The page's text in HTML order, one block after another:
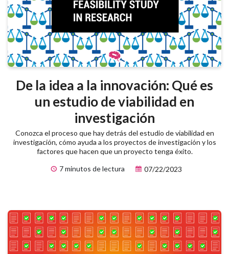
De la idea a la innovación: Qué es
un estudio de viabilidad en
investigación
Conozca el proceso que hay detrás del estudio de viabilidad en
investigación, cómo ayuda a los proyectos de investigación y los
factores que hacen que un proyecto tenga éxito.
7 minutos de lectura
07/22/2023